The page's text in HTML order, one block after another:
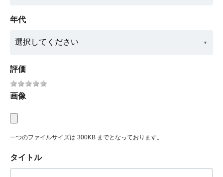
年代
評価
画像
一つのファイルサイズは 300KB までとなっております。
タイトル